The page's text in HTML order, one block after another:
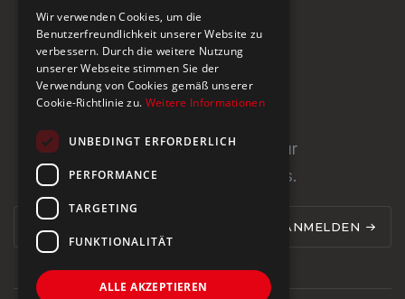
CH-5466 Kaiserstuhl
+41 43 433 00 25
Newsletter abonnieren für
Neuigkeiten und Updates.
ANMELDEN
Wir verwenden Cookies, um die
Benutzerfreundlichkeit unserer Website zu
verbessern. Durch die weitere Nutzung
unserer Webseite stimmen Sie der
Verwendung von Cookies gemäß unserer
Cookie-Richtlinie zu. Weitere Informationen
UNBEDINGT ERFORDERLICH
PERFORMANCE
TARGETING
FUNKTIONALITÄT
ALLE AKZEPTIEREN